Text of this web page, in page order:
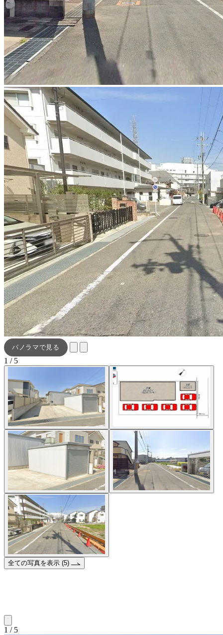
パノラマで見る
1 / 5
全ての写真を表示 (5)
1 / 5